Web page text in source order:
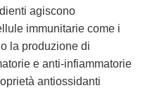
agiscono
immunitarie come i
la produzione di
e anti-infiammatorie
antiossidanti